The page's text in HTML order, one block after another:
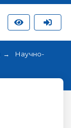
Научно-